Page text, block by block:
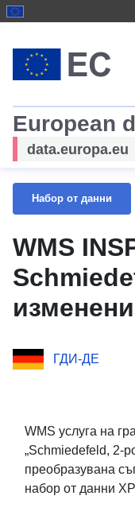
European
data.europa.eu
Набор от данни
WMS
ГДИ-ДЕ
WMS услуга на
„Schmiedefeld, 2-
преобразувана
набор от данни